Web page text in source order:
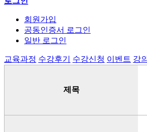
회원가입
공동인증서 로그인
일반 로그인
교육과정 수강후기 수강신청 이벤트 강
제목